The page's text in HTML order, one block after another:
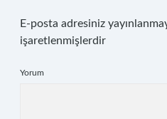
E-posta adresiniz
işaretlenmişlerdir
Yorum